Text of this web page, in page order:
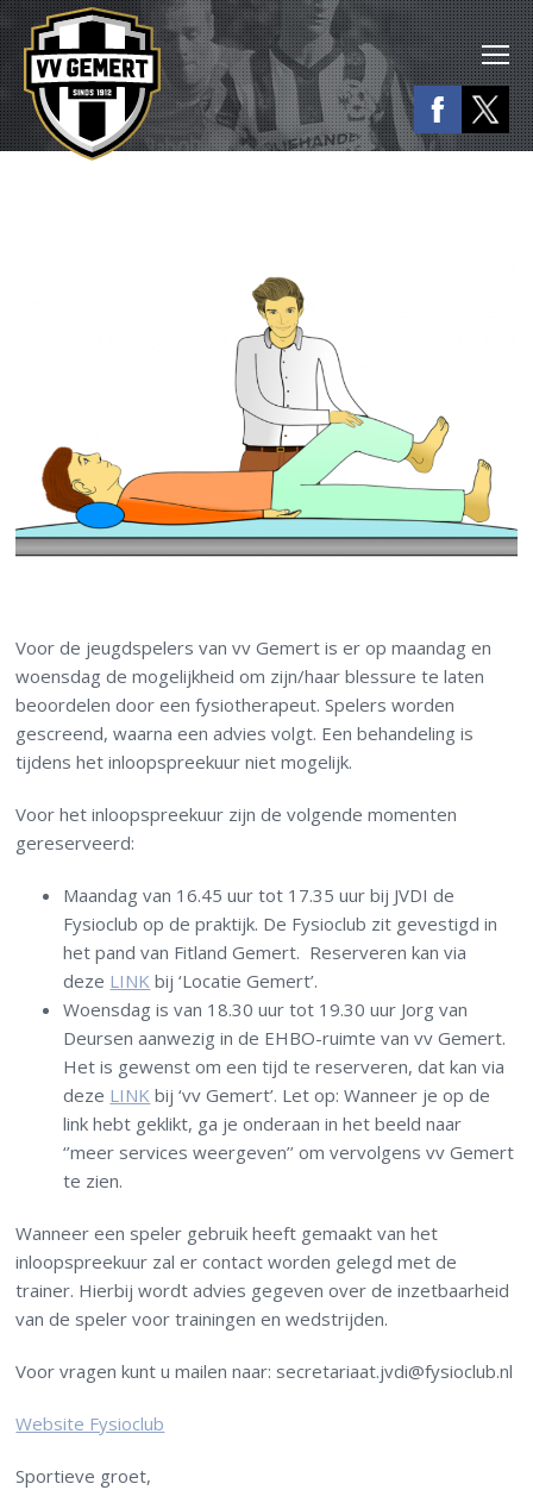
Voor de jeugdspelers van vv Gemert is er op maandag en
woensdag de mogelijkheid om zijn/haar blessure te laten
beoordelen door een fysiotherapeut. Spelers worden
gescreend, waarna een advies volgt. Een behandeling is
tijdens het inloopspreekuur niet mogelijk.
Voor het inloopspreekuur zijn de volgende momenten
gereserveerd:
Maandag van 16.45 uur tot 17.35 uurbij JVDI de
Fysioclub op de praktijk. De Fysioclub zit gevestigd in
het pand van Fitland Gemert. Reserveren kan via
deze LINK bij ‘Locatie Gemert’.
Woensdag is van 18.30 uur tot 19.30 uur Jorg van
Deursen aanwezig in de EHBO-ruimte van vv Gemert.
Het is gewenst om een tijd te reserveren, dat kan via
deze LINK bij ‘vv Gemert’. Let op: Wanneer je op de
link hebt geklikt, ga je onderaan in het beeld naar
‘’meer services weergeven’’ om vervolgensvv Gemert
te zien.
Wanneer een speler gebruik heeft gemaakt van het
inloopspreekuur zal er contact worden gelegd met de
trainer. Hierbij wordt advies gegeven over de inzetbaarheid
van de speler voor trainingen en wedstrijden.
Voor vragen kunt u mailen naar: secretariaat.jvdi@fysioclub.nl
Website Fysioclub
Sportieve groet,